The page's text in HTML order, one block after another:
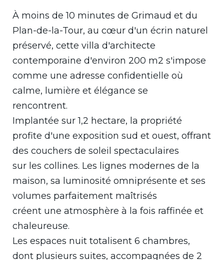
À moins de 10 minutes de Grimaud et du
Plan-de-la-Tour, au cœur d'un écrin naturel
préservé, cette villa d'architecte
contemporaine d'environ 200 m2 s'impose
comme une adresse confidentielle où
calme, lumière et élégance se
rencontrent.
Implantée sur 1,2 hectare, la propriété
profite d'une exposition sud et ouest, offrant
des couchers de soleil spectaculaires
sur les collines. Les lignes modernes de la
maison, sa luminosité omniprésente et ses
volumes parfaitement maîtrisés
créent une atmosphère à la fois raffinée et
chaleureuse.
Les espaces nuit totalisent 6 chambres,
dont plusieurs suites, accompagnées de 2